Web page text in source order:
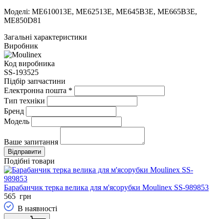
Моделі: ME610013E, ME62513E, ME645B3E, ME665B3E,
ME850D81
Загальні характеристики
Виробник
Код виробника
SS-193525
Підбір запчастини
Електронна пошта *
Тип техніки
Бренд
Модель
Ваше запитання
Подібні товари
Барабанчик терка велика для м'ясорубки Moulinex SS-989853
565 грн
В наявності